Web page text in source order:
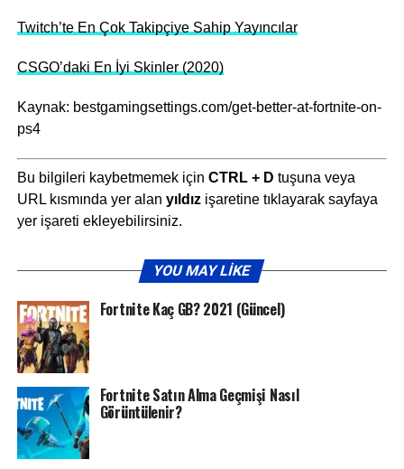
Twitch’te En Çok Takipçiye Sahip Yayıncılar
CSGO’daki En İyi Skinler (2020)
Kaynak: bestgamingsettings.com/get-better-at-fortnite-on-
ps4
Bu bilgileri kaybetmemek için CTRL + D tuşuna veya
URL kısmında yer alan yıldızişaretine tıklayarak sayfaya
yer işareti ekleyebilirsiniz.
YOU MAY LIKE
Fortnite Kaç GB? 2021 (Güncel)
Fortnite Satın Alma Geçmişi Nasıl
Görüntülenir?